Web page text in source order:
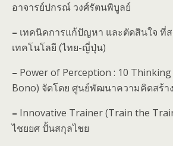
อาจารย์ปกรณ์ วงศ์รัตนพิบูลย์
– เทคนิคการแก้ปัญหา และตัดสินใจ ที่
เทคโนโลยี (ไทย-ญี่ปุ่น)
– Power of Perception : 10
Bono) จัดโดย ศูนย์พัฒนาความคิดสร้า
– Innovative Trainer (Train the
ไชยยศ ปั้นสกุลไชย